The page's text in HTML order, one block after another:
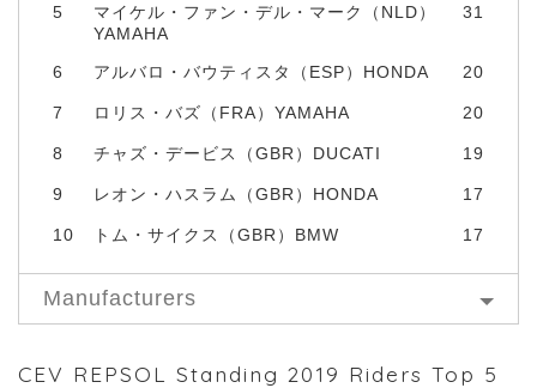
5
マイケル・ファン・デル・マーク（NLD）
YAMAHA
31
6 アルバロ・バウティスタ（ESP）HONDA 20
7 ロリス・バズ（FRA）YAMAHA 20
8 チャズ・デービス（GBR）DUCATI 19
9 レオン・ハスラム（GBR）HONDA 17
10 トム・サイクス（GBR）BMW 17
Manufacturers
CEV REPSOL Standing 2019 Riders Top 5